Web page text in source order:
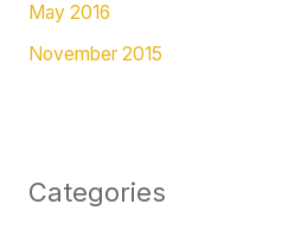
May 2016
November 2015
Categories